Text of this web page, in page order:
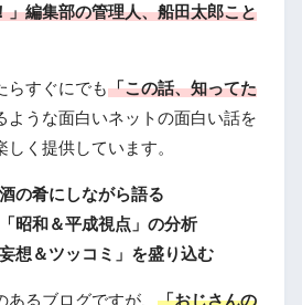
」編集部の管理人、船田太郎こと
らすぐにでも「この話、知ってた
ような面白いネットの面白い話を
く提供しています。
の肴にしながら語る
昭和＆平成視点」の分析
想＆ツッコミ」を盛り込む
るブログですが、 「おじさんの